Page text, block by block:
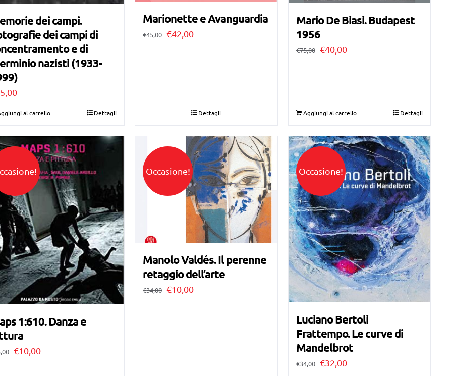
dei campi.
dei campi di
e di
nazisti (1933-
al carrello Dettagli
Marionette e Avanguardia
€45,00 Il
€42,00Il
Dettagli
Mario De Biasi. Budapest
1956
€75,00 Il
€75,00.
€40,00Il
€40,00.
Aggiungi al carrello Dettagli
1:610. Danza e
Il
€10,00Il
Occasione!
Manolo Valdés. Il perenne
retaggio dell’arte
€34,00 Il
€10,00Il
Occasione!
Luciano Bertoli
Frattempo. Le curve di
Mandelbrot
€34,00 Il
€32,00Il